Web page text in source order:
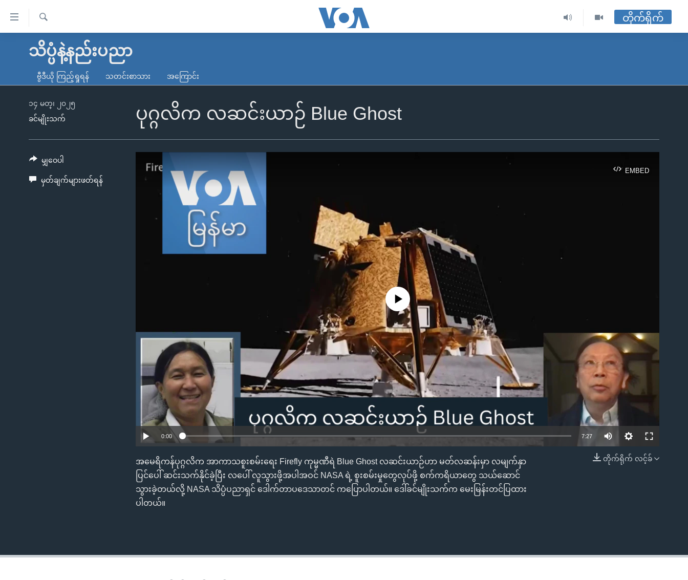
လွယ်ကူ
သည့်
မူလစာမျက်နှာ
ကမ္ဘာ့သတင်းများ
နိုင်ငံတကာ
အမေရိကန်
တရုတ်
အစ္စရေး-ပါလက်စတိုင်း
သတင်းလွတ်လပ်ခွင့်
ရပ်ဝန်းတခု လမ်းတခု အလွန်
အင်္ဂလိပ်စာလေ့လာမယ်
အမေရိကန်သုံးအီဒီယံ
အပတ်စဉ်ကဏ္ဍများ
ရှာဖွေ
ရ
တိုက်ရိုက်
သိပ္ပံနဲ့နည်းပညာ
ဗွီဒီယို ကြည့်ရှုရန် သတင်းစာသား အကြောင်း
ပုဂ္ဂလိက လဆင်းယာဉ် Blue Ghost
၁၄ မတ္၊ ၂၀၂၅
ခင်မျိုးသက်
EMBED
EMBED
No media source currently available
0:00 7:27
240p
တိုက်ရိုက် လင့်ခ်
အမေရိကန်ပုဂ္ဂလိက အာကာသစူးစမ်းရေး Firefly ကုမ္မဏီရဲ Blue Ghost လဆင်းယာဉ်ဟာ မတ်လဆန်းမှာ လမျက်နှာ
ပြင်ပေါ် ဆင်းသက်နိုင်ခဲ့ပြီး လပေါ် လူသွားဖို့အပါအဝင် NASA ရဲ့ စူးစမ်းမှုတွေလုပ်ဖို့ စက်ကရိယာတွေ သယ်ဆောင်
သွားခဲ့တယ်လို့ NASA သိပ္ပံပညာရှင် ဒေါက်တာပဒေသာတင် ကပြောပါတယ်။ ဒေါ်ခင်မျိုးသက်က မေးမြန်းတင်ပြထား
ပါတယ်။
မျှဝေပါ
မှတ်ချက်များဖတ်ရန်